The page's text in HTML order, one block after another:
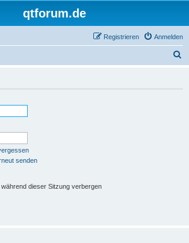
qtforum.de
Anmelden
Registrieren
senden
dieser Sitzung verbergen